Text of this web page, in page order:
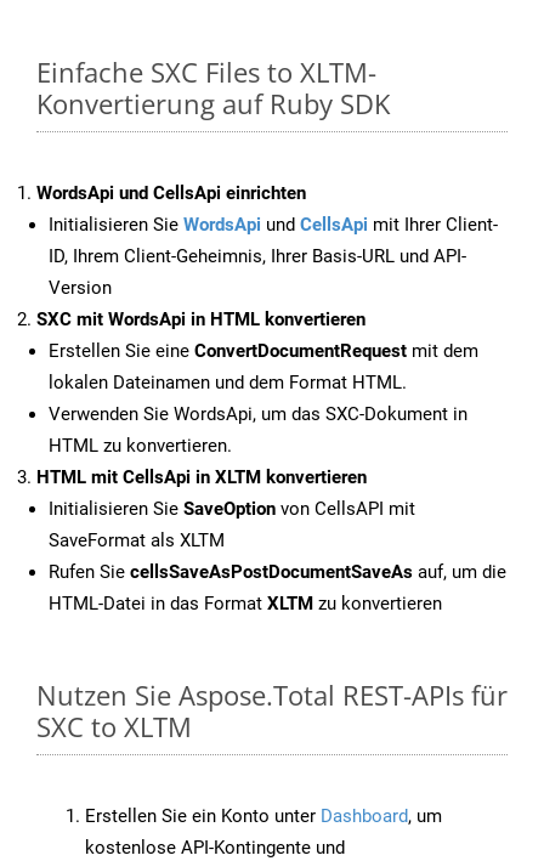
Einfache SXC Files to XLTM-
Konvertierung auf Ruby SDK
WordsApi und CellsApi einrichten
Initialisieren Sie WordsApi und CellsApi mit Ihrer Client-
ID, Ihrem Client-Geheimnis, Ihrer Basis-URL und API-
Version
SXC mit WordsApi in HTML konvertieren
Erstellen Sie eine ConvertDocumentRequest mit dem
lokalen Dateinamen und dem Format HTML.
Verwenden Sie WordsApi, um das SXC-Dokument in
HTML zu konvertieren.
HTML mit CellsApi in XLTM konvertieren
Initialisieren Sie SaveOption von CellsAPI mit
SaveFormat als XLTM
Rufen Sie cellsSaveAsPostDocumentSaveAs auf, um die
HTML-Datei in das Format XLTM zu konvertieren
Nutzen Sie Aspose.Total REST-APIs für
SXC to XLTM
Erstellen Sie ein Konto unter Dashboard, um
kostenlose API-Kontingente und